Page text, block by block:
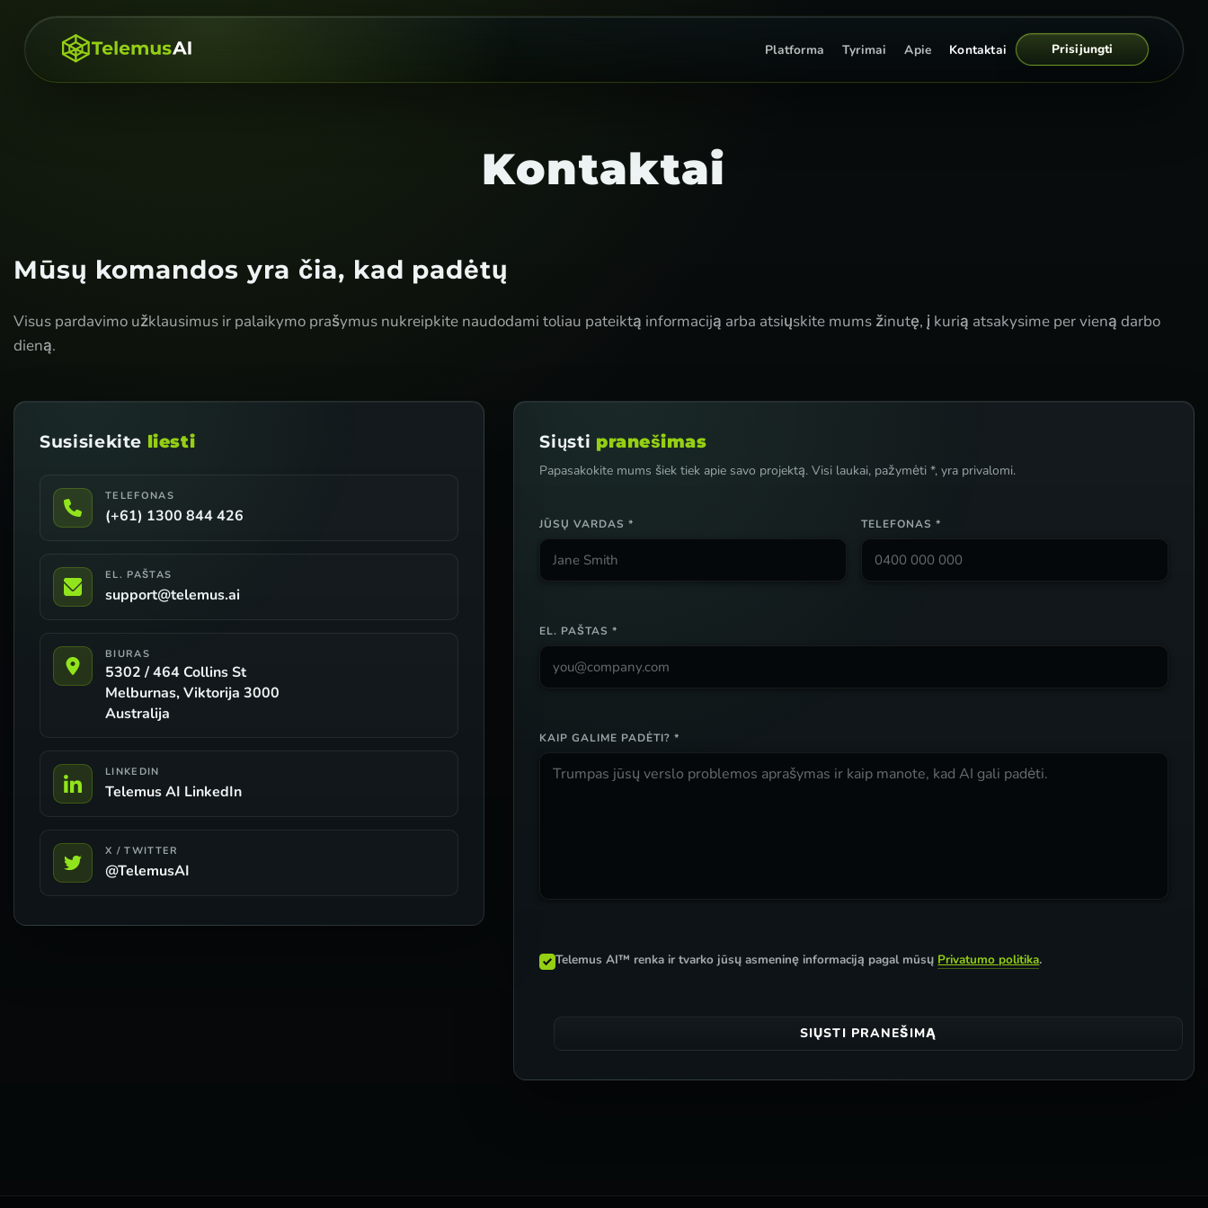
Platforma Tyrimai Apie Kontaktai Prisijungti
Kontaktai
Mūsų komandos yra čia, kad padėtų
Visus pardavimo užklausimus ir palaikymo prašymus nukreipkite naudodami toliau pateiktą informaciją arba atsiųskite mums žinutę, į kurią atsakysime per vieną darbo
dieną.
Susisiekite liesti
TELEFONAS
(+61) 1300 844 426
EL. PAŠTAS
support@telemus.ai
BIURAS
5302 / 464 Collins St
Melburnas, Viktorija 3000
Australija
LINKEDIN
Telemus AI LinkedIn
X / TWITTER
@TelemusAI
Siųsti pranešimas
Papasakokite mums šiek tiek apie savo projektą. Visi laukai, pažymėti *, yra privalomi.
JŪSŲ VARDAS * TELEFONAS *
EL. PAŠTAS *
KAIP GALIME PADĖTI? *
Telemus AI™ renka ir tvarko jūsų asmeninę informaciją pagal mūsų Privatumo politika.